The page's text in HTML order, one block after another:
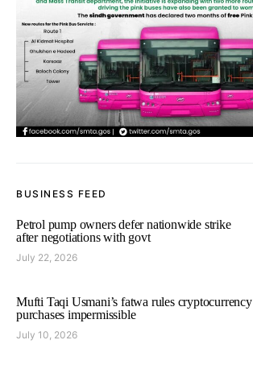
BUSINESS FEED
Petrol pump owners defer nationwide strike
after negotiations with govt
July 22, 2026
Mufti Taqi Usmani’s fatwa rules cryptocurrency
purchases impermissible
July 10, 2026